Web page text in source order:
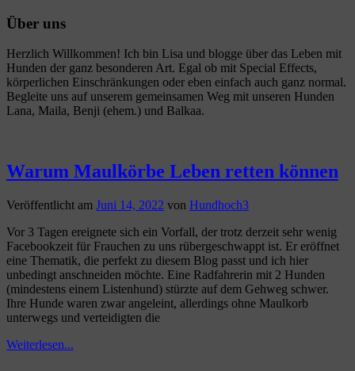
Über uns
Herzlich Willkommen! Ich bin Lisa und blogge über das Leben mit
Hunden der ganz besonderen Art. Egal ob mit Special Effects,
körperlichen Einschränkungen oder eben einfach auch ganz normal.
Begleite uns auf unserem gemeinsamen Weg mit unseren Hunden
Lana, Maila, Benji (ehem.) und Balkaa.
Warum Maulkörbe Leben retten können
Veröffentlicht am Juni 14, 2022 von Hundhoch3
Vor 3 Tagen ereignete sich ein Vorfall, der trotz derzeit sehr wenig
Facebookzeit für Frauchen zu uns rübergeschwappt ist. Er eröffnet
eine Thematik, die perfekt zu diesem Blog passt und ich hier
unbedingt anschneiden möchte. Eine Radfahrerin mit 2 Hunden
(mindestens einem Listenhund) stürzte auf dem Gehweg schwer.
Ihre Hunde waren zwar angeleint, allerdings ohne Maulkorb
unterwegs und verteidigten die
Weiterlesen...